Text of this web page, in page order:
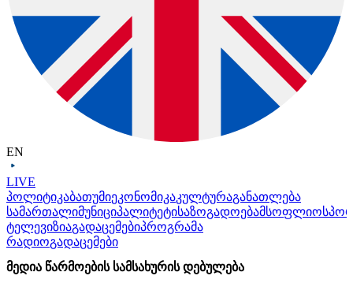
EN
LIVE
პოლიტიკაბათუმიეკონომიკაკულტურაგანათლება
სამართალიმუნიციპალიტეტისაზოგადოებამსოფლიო
ტელევიზიაგადაცემებიპროგრამა
რადიოგადაცემები
მედია წარმოების სამსახურის დებულება